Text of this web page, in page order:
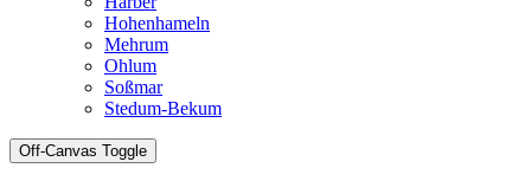
Hohenhameln
Mehrum
Ohlum
Soßmar
Stedum-Bekum
Off-Canvas Toggle